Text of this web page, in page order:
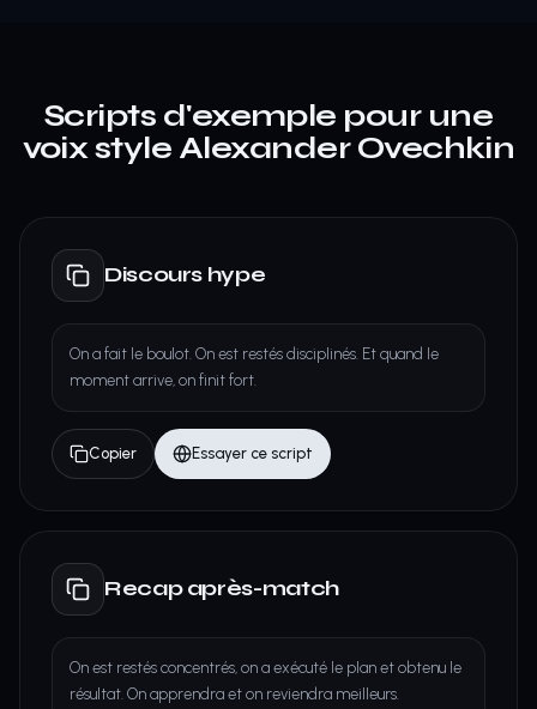
Scripts d'exemple pour une
voix style Alexander Ovechkin
Discours hype
On a fait le boulot. On est restés disciplinés. Et quand le
moment arrive, on finit fort.
Copier Essayer ce script
Recap après-match
On est restés concentrés, on a exécuté le plan et obtenu le
résultat. On apprendra et on reviendra meilleurs.